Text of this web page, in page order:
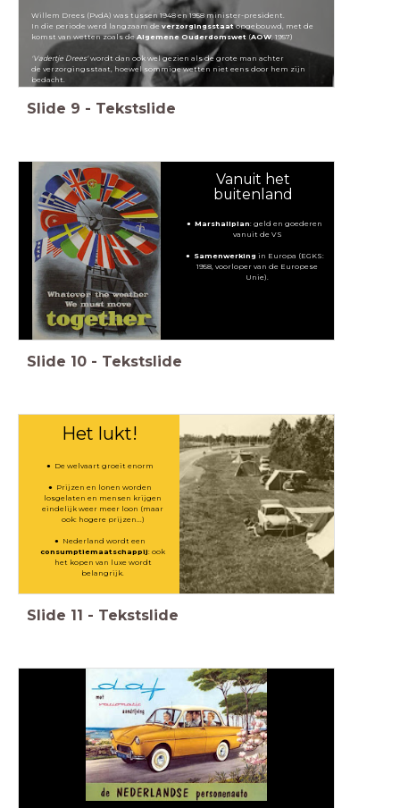
Willem Drees (PvdA) was tussen 1948 en 1958 minister-president.
In die periode werd langzaam de verzorgingsstaatopgebouwd, met de
komst van wetten zoals de Algemene Ouderdomswet(AOW, 1957)
'Vadertje Drees'wordt dan ook wel gezien als de grote man achter
de verzorgingsstaat, hoewel sommige wetten niet eens door hem zijn
bedacht.
Slide 9 - Tekstslide
Vanuit het
buitenland
Marshallplan: geld en goederen
vanuit de VS
Samenwerking in Europa (EGKS:
1958, voorloper van de Europese
Unie).
Slide 10 - Tekstslide
Het lukt!
De welvaart groeit enorm
Prijzen en lonen worden
losgelaten en mensen krijgen
eindelijk weer meer loon (maar
ook: hogere prijzen...)
Nederland wordt een
consumptiemaatschappij: ook
het kopen van luxe wordt
belangrijk.
Slide 11 - Tekstslide